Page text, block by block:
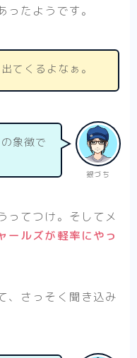
たようです。
てくるよなぁ。
銀づち
象徴で
てつけ。そしてメ
ールズが軽率にやっ
、さっそく聞き込み